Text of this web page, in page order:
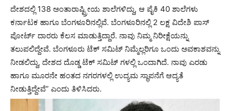
ದೇಶದಲ್ಲಿ 138 ಅಂತಾರಾಷ್ಟ್ರೀಯ ಶಾಲೆಗಳಿದ್ದು, ಆ ಪೈಕಿ 40 ಶಾಲೆಗಳು
ಕರ್ನಾಟಕ ಹಾಗೂ ಬೆಂಗಳೂರಿನಲ್ಲಿವೆ. ಬೆಂಗಳೂರಿನಲ್ಲಿ 2 ಲಕ್ಷ ವಿದೇಶಿ ಪಾಸ್
ಪೋರ್ಟ್ ದಾರರು ಕೆಲಸ ಮಾಡುತ್ತಿದ್ದಾರೆ. ನಾವು ನಿಮ್ಮ ನಿರೀಕ್ಷೆಯನ್ನು
ತಲುಪಲಿದ್ದೇವೆ. ಬೆಂಗಳೂರು ಟೆಕ್ ಸಮಿಟ್ ನಿಮ್ಮೆಲ್ಲರಿಗೂ ಒಂದು ಅವಕಾಶವನ್ನು
ನೀಡಲಿದ್ದು, ದೇಶದ ದೊಡ್ಡ ಟೆಕ್ ಸಮಿಟ್ ಗಳಲ್ಲಿ ಒಂದಾಗಿದೆ. ನಾವು ಎರಡು
ಹಾಗೂ ಮೂರನೇ ಹಂತದ ನಗರಗಳಲ್ಲಿ ಉದ್ಯಮ ಸ್ಥಾಪನೆಗೆ ಆದ್ಯತೆ
ನೀಡುತ್ತಿದ್ದೇವೆ” ಎಂದು ತಿಳಿಸಿದರು.